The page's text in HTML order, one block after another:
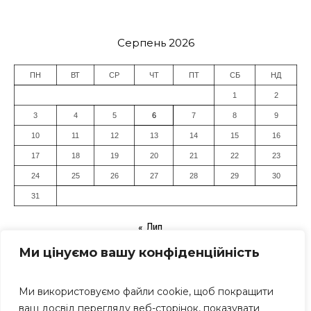
Ми цінуємо вашу конфіденційність
Ми використовуємо файли cookie, щоб покращити
ваш досвід перегляду веб-сторінок, показувати
Серпень 2026
ПН ВТ СР ЧТ ПТ СБ НД
1 2
3 4 5 6 7 8 9
10 11 12 13 14 15 16
17 18 19 20 21 22 23
24 25 26 27 28 29 30
31
« Лип